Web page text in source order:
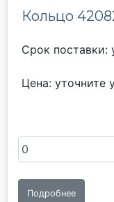
Кольцо
Срок поставки:
Цена: уточните
Подробнее